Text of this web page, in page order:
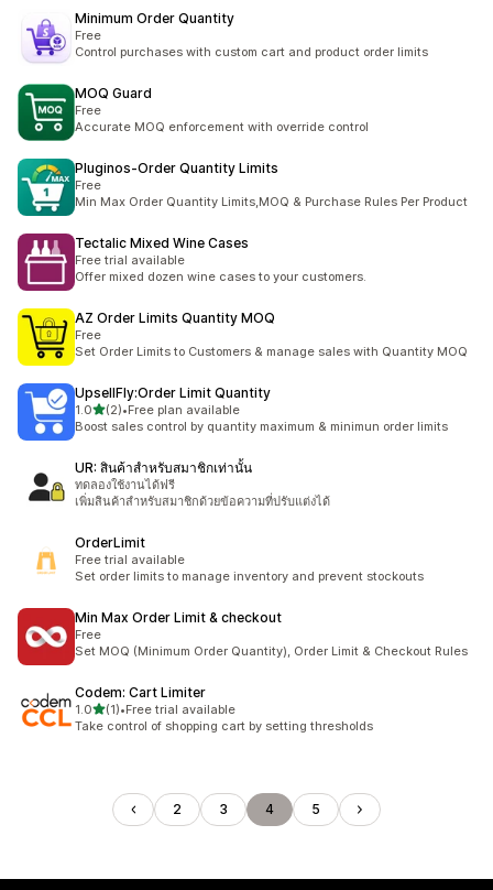
Minimum Order Quantity
Free
Control purchases with custom cart and product order limits
MOQ Guard
Free
Accurate MOQ enforcement with override control
Pluginos‑Order Quantity Limits
Free
Min Max Order Quantity Limits,MOQ & Purchase Rules Per Product
Tectalic Mixed Wine Cases
Free trial available
Offer mixed dozen wine cases to your customers.
AZ Order Limits Quantity MOQ
Free
Set Order Limits to Customers & manage sales with Quantity MOQ
UpsellFly:Order Limit Quantity
1.0เต็ม 5 ดาว
(2)
ทั้งหมด 2 รีวิว
•Free plan available
Boost sales control by quantity maximum & minimun order limits
UR: สินค้าสำหรับสมาชิกเท่านั้น
ทดลองใช้งานได้ฟรี
เพิ่มสินค้าสำหรับสมาชิกด้วยข้อความที่ปรับแต่งได้
OrderLimit
Free trial available
Set order limits to manage inventory and prevent stockouts
Min Max Order Limit & checkout
Free
Set MOQ (Minimum Order Quantity), Order Limit & Checkout Rules
Codem: Cart Limiter
1.0เต็ม 5 ดาว
(1)
ทั้งหมด 1 รีวิว
•Free trial available
Take control of shopping cart by setting thresholds
2 3 4 5